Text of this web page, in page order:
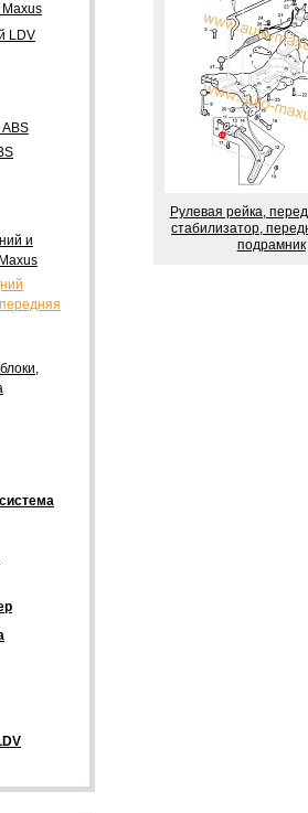
Рулевая рейка,
стабилизатор,
подрамник
LDV
и